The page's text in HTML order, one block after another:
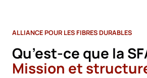
ALLIANCE POUR LES FIBRES DURABLES
Qu’est-ce que la
Mission et